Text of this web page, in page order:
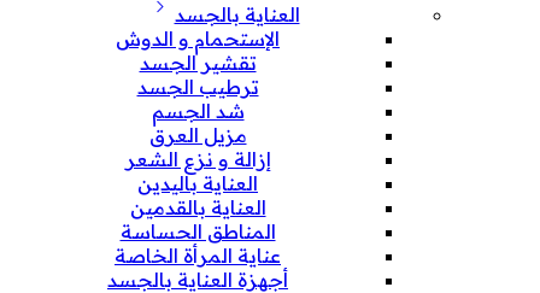
العناية بالجسد
الإستحمام و الدوش
تقشير الجسد
ترطيب الجسد
شد الجسم
مزيل العرق
إزالة و نزع الشعر
العناية باليدين
العناية بالقدمين
المناطق الحساسة
عناية المرأة الخاصة
أجهزة العناية بالجسد